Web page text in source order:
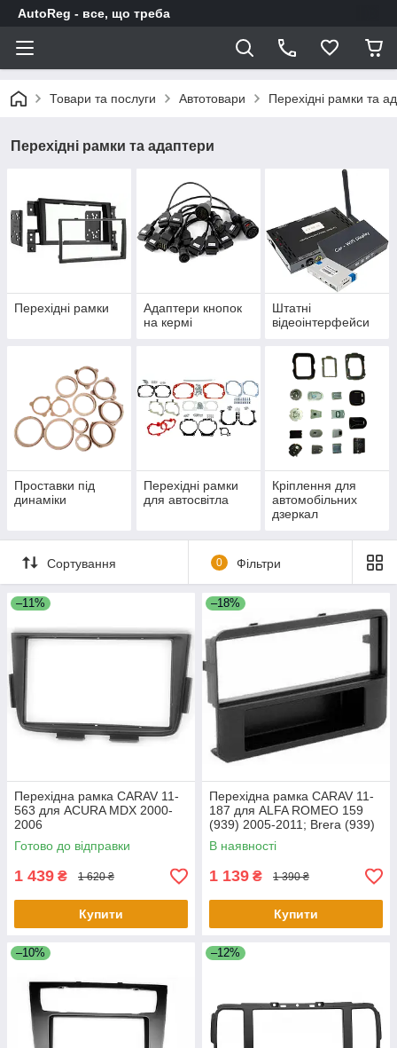
AutoReg - все, що треба
Товари та послуги Автотовари Перехідні рамки та
Перехідні рамки та адаптери
Перехідні рамки
Адаптери кнопок
на кермі
Штатні
відеоінтерфейси
Проставки під
динаміки
Перехідні рамки
для автосвітла
Кріплення для
автомобільних
дзеркал
Сортування 0 Фільтри
–11%
Перехідна рамка CARAV 11-
563 для ACURA MDX 2000-
2006
Готово до відправки
1 439 ₴ 1 620 ₴
Купити
–18%
Перехідна рамка CARAV 11-
187 для ALFA ROMEO 159
(939) 2005-2011; Brera (939)
2005-2010;
В наявності
1 139 ₴ 1 390 ₴
Купити
–10% –12%